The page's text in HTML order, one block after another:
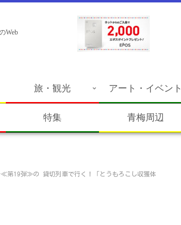
Web
旅・観光 アート・イベント
特集 青梅周辺
≪第19弾≫の 貸切列車で行く！「とうもろこし収獲体